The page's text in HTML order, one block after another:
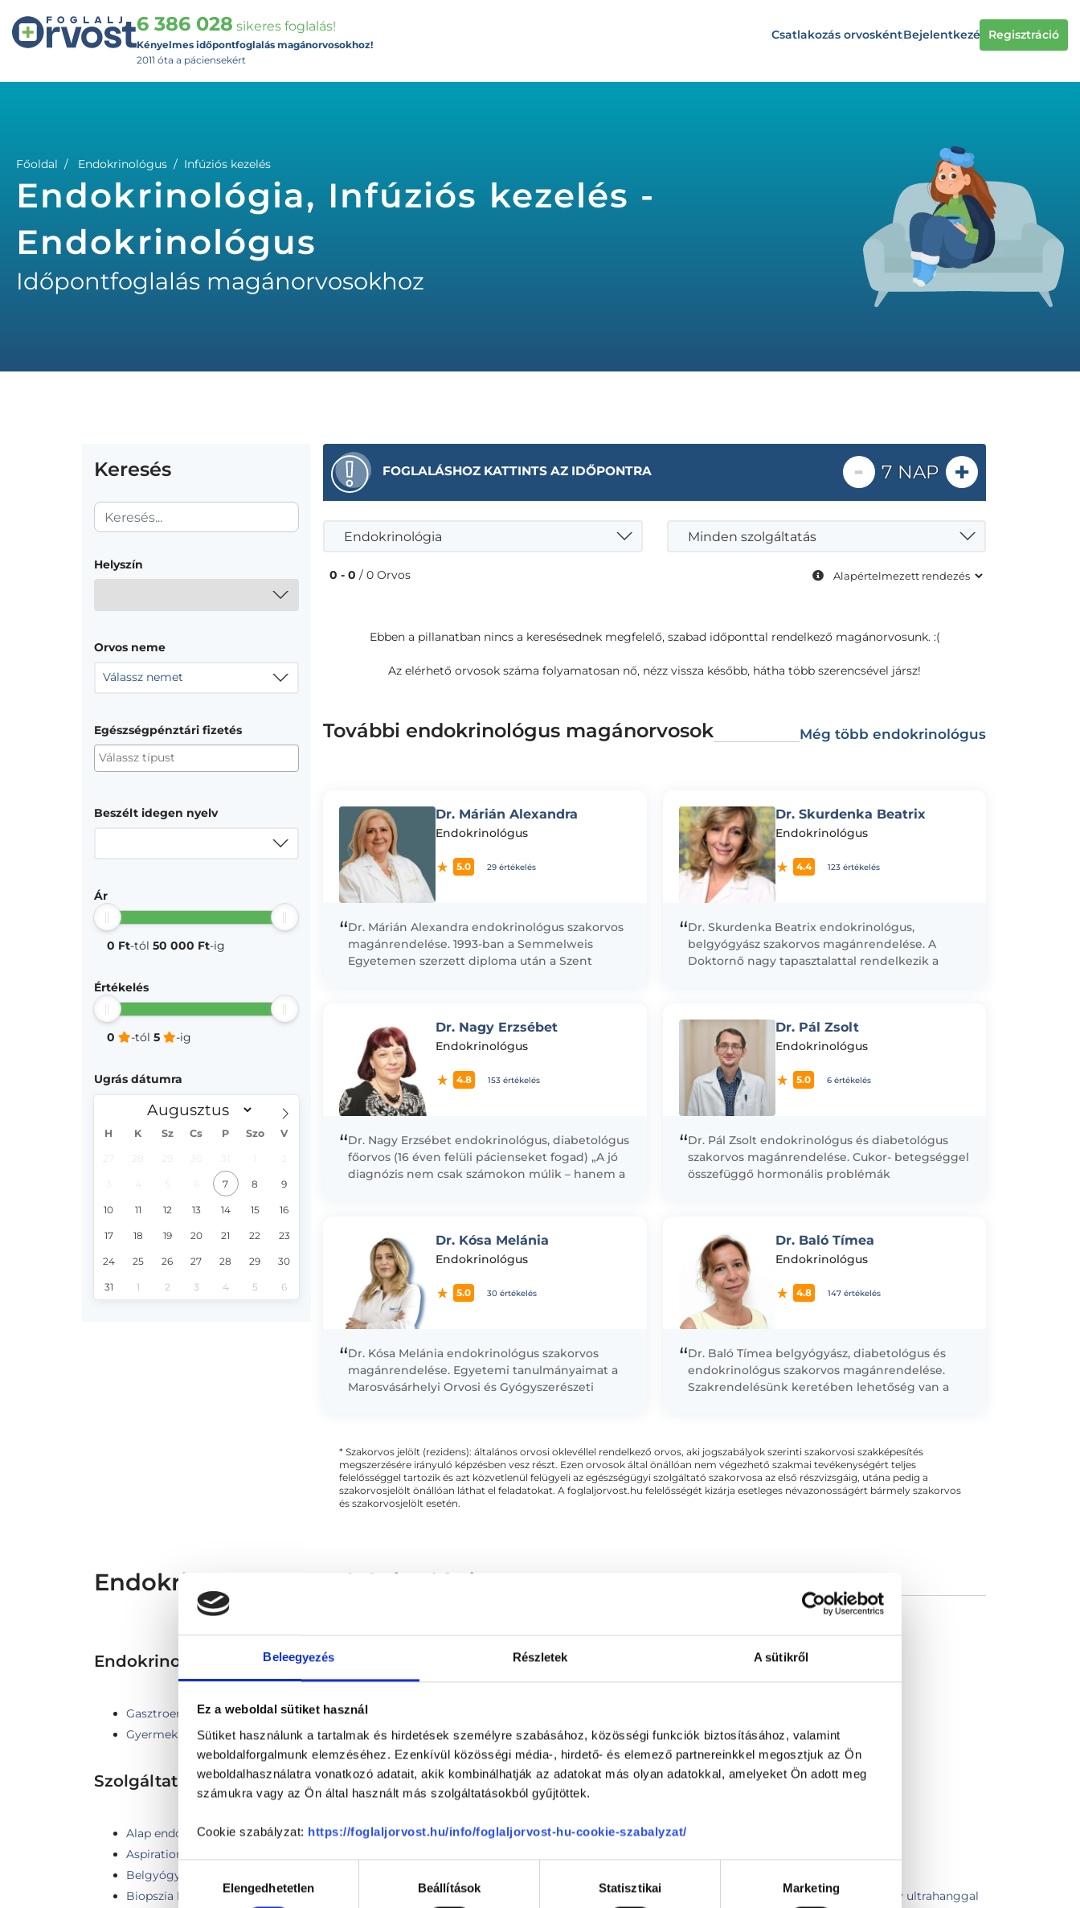
Beleegyezés Részletek A sütikről
Ez a weboldal sütiket használ
Sütiket használunk a tartalmak és hirdetések személyre szabásához, közösségi funkciók biztosításához, valamint
weboldalforgalmunk elemzéséhez. Ezenkívül közösségi média-, hirdető- és elemező partnereinkkel megosztjuk az Ön
weboldalhasználatra vonatkozó adatait, akik kombinálhatják az adatokat más olyan adatokkal, amelyeket Ön adott meg
számukra vagy az Ön által használt más szolgáltatásokból gyűjtöttek.
Cookie szabályzat: https://foglaljorvost.hu/info/foglaljorvost-hu-cookie-szabalyzat/
kiválasztásaElengedhetetlen Beállítások Statisztikai Marketing
6 386 028 sikeres foglalás!
Kényelmes időpontfoglalás magánorvosokhoz!
2011 óta a páciensekért
Csatlakozás orvoskéntBejelentkezés Regisztráció
Főoldal Endokrinológus Infúziós kezelés
Endokrinológia, Infúziós kezelés -
Endokrinológus
Időpontfoglalás magánorvosokhoz
Keresés
Helyszín
Orvos neme
Válassz nemet
Egészségpénztári fizetés
Beszélt idegen nyelv
Ár
0 Ft-tól 50 000 Ft-ig
Értékelés
0 -tól 5 -ig
Ugrás dátumra
H K Sz Cs P Szo V
7 8 9
10 11 12 13 14 15 16
17 18 19 20 21 22 23
24 25 26 27 28 29 30
31 1 2 3 4 5 6
FOGLALÁSHOZ KATTINTS AZ IDŐPONTRA - 7 NAP +
Endokrinológia Minden szolgáltatás
0 - 0 / 0 Orvos
Ebben a pillanatban nincs a keresésednek megfelelő, szabad időponttal rendelkező magánorvosunk. :(
Az elérhető orvosok száma folyamatosan nő, nézz vissza később, hátha több szerencsével jársz!
További endokrinológus magánorvosok Még több endokrinológus
Dr. Márián Alexandra
Endokrinológus
5.0 29 értékelés
“Dr. Márián Alexandra endokrinológus szakorvos
magánrendelése. 1993-ban a Semmelweis
Egyetemen szerzett diploma után a Szent
Dr. Skurdenka Beatrix
Endokrinológus
4.4 123 értékelés
“Dr. Skurdenka Beatrix endokrinológus,
belgyógyász szakorvos magánrendelése. A
Doktornő nagy tapasztalattal rendelkezik a
Dr. Nagy Erzsébet
Endokrinológus
4.8 153 értékelés
“Dr. Nagy Erzsébet endokrinológus, diabetológus
főorvos (16 éven felüli pácienseket fogad) „A jó
diagnózis nem csak számokon múlik – hanem a
Dr. Pál Zsolt
Endokrinológus
5.0 6 értékelés
“Dr. Pál Zsolt endokrinológus és diabetológus
szakorvos magánrendelése. Cukor- betegséggel
összefüggő hormonális problémák
Dr. Kósa Melánia
Endokrinológus
5.0 30 értékelés
“Dr. Kósa Melánia endokrinológus szakorvos
magánrendelése. Egyetemi tanulmányaimat a
Marosvásárhelyi Orvosi és Gyógyszerészeti
Dr. Baló Tímea
Endokrinológus
4.8 147 értékelés
“Dr. Baló Tímea belgyógyász, diabetológus és
endokrinológus szakorvos magánrendelése.
Szakrendelésünk keretében lehetőség van a
történő kezelésére....
* Szakorvos jelölt (rezidens): általános orvosi oklevéllel rendelkező orvos, aki jogszabályok szerinti szakorvosi szakképesítés
megszerzésére irányuló képzésben vesz részt. Ezen orvosok által önállóan nem végezhető szakmai tevékenységért teljes
felelősséggel tartozik és azt közvetlenül felügyeli az egészségügyi szolgáltató szakorvosa az első részvizsgáig, utána pedig a
szakorvosjelölt önállóan láthat el feladatokat. A foglaljorvost.hu felelősségét kizárja esetleges névazonosságért bármely szakorvos
és szakorvosjelölt esetén.
Endokrinológus - Endokrinológia
Endokrinológia TERÜLETHEZ KAPCSOLÓDÓ SZAKTERÜLETEK
Gasztroenterológia
Gyermek endokrinológia
Szolgáltatások
Alap endokrinológiai labor
Aspiration cytology (fine needle biopsy) - thyroid nodule
Belgyógyászati kontroll vizsgálat (4 héten belül)
Biopszia kenet számtől független
Infúziós kezelés
Komplex endokrinológiai szakorvosi vizsgálat pajzsmirigy ultrahanggal